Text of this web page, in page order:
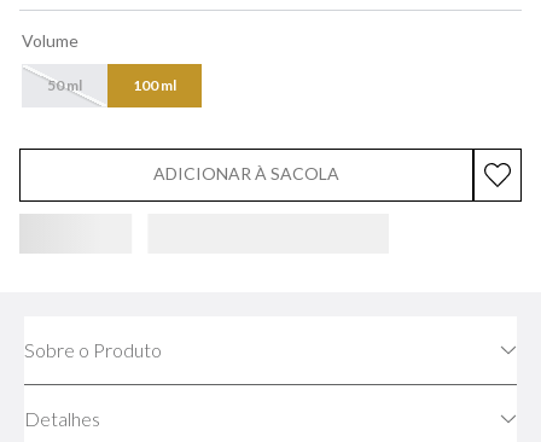
Volume
50 ml 100 ml
ADICIONAR À SACOLA
Sobre o Produto
Detalhes